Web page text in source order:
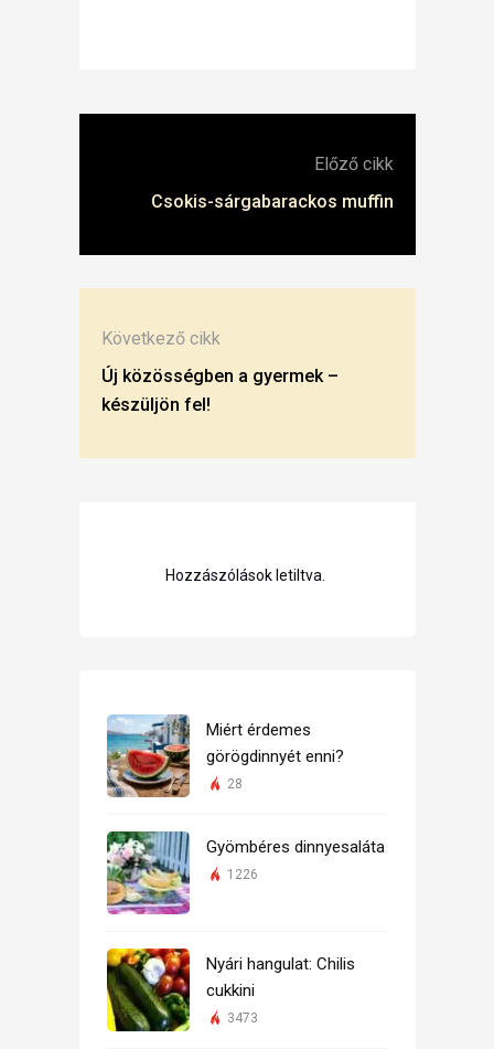
Előző cikk
Csokis-sárgabarackos muffin
Következő cikk
Új közösségben a gyermek –
készüljön fel!
Hozzászólások letiltva.
Miért érdemes
görögdinnyét enni?
28
Gyömbéres dinnyesaláta
1226
Nyári hangulat: Chilis
cukkini
3473